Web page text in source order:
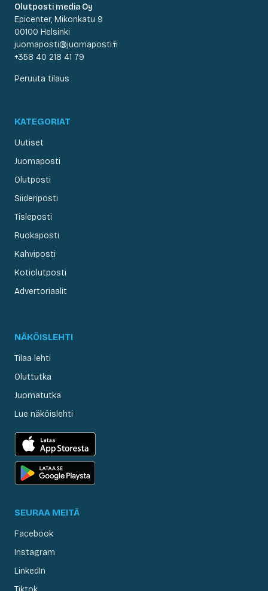
Olutposti media Oy
Epicenter, Mikonkatu 9
00100 Helsinki
juomaposti@juomaposti.fi
+358 40 218 41 79
Peruuta tilaus
KATEGORIAT
Uutiset
Juomaposti
Olutposti
Siideriposti
Tisleposti
Ruokaposti
Kahviposti
Kotiolutposti
Advertoriaalit
NÄKÖISLEHTI
Tilaa lehti
Oluttutka
Juomatutka
Lue näköislehti
SEURAA MEITÄ
Facebook
Instagram
LinkedIn